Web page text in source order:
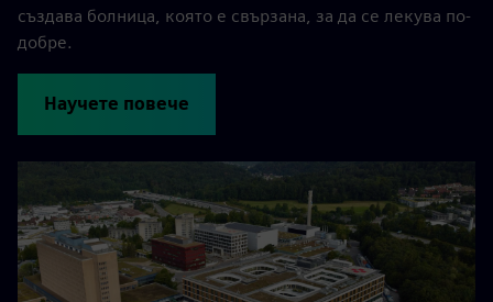
създава болница, която е свързана, за да се лекува по-
добре.
Научете повече